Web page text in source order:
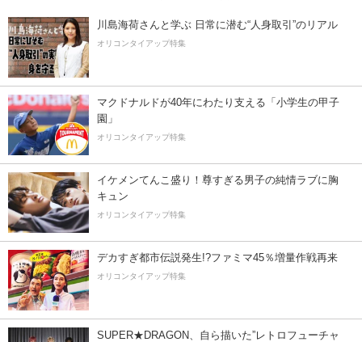
川島海荷さんと学ぶ 日常に潜む“人身取引”のリアル
オリコンタイアップ特集
マクドナルドが40年にわたり支える「小学生の甲子
園」
オリコンタイアップ特集
イケメンてんこ盛り！尊すぎる男子の純情ラブに胸
キュン
オリコンタイアップ特集
デカすぎ都市伝説発生!?ファミマ45％増量作戦再来
オリコンタイアップ特集
SUPER★DRAGON、自ら描いた”レトロフューチャ